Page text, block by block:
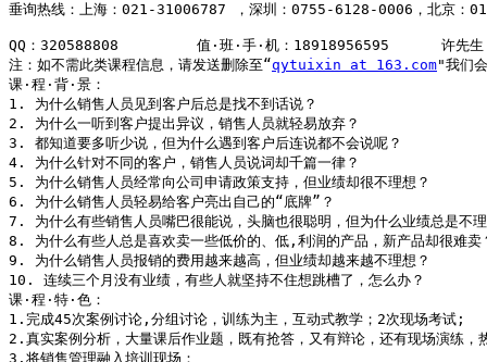
垂询热线：上海：021-31006787 ，深圳：0755-6128-0006，北京
QQ：320588808         值·班·手·机：18918956595      许先生
注：如不需此类课程信息，请发送删除至“qytuixin at 163.com"我们
课·程·背·景：
1. 为什么销售人员见到客户后总是找不到话说？
2. 为什么一听到客户提出异议，销售人员就轻易放弃？
3. 都知道要多听少说，但为什么遇到客户后连说都不会说呢？
4. 为什么针对不同的客户，销售人员说词却千篇一律？
5. 为什么销售人员经常向公司申请政策支持，但业绩却很不理想？
6. 为什么销售人员轻易给客户亮出自己的“底牌”？
7. 为什么有些销售人员嘴巴很能说，头脑也很聪明，但为什么业绩总是不
8. 为什么有些人总是喜欢卖一些低价的、低,利润的产品，新产品却很难卖
9. 为什么销售人员报销的费用越来越高，但业绩却越来越不理想？
10. 连续三个月没有业绩，有些人就坚持不住想跳槽了，怎么办？
课·程·特·色：
1.完成45次案例讨论,分组讨论，训练为主，互动式教学；2次现场考试;
2.真实案例分析，大量课后作业题，既有抢答，又有辩论，还有现场演练，
3.将销售管理融入培训现场：